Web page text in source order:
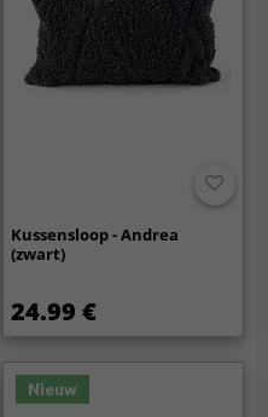
Kussensloop - Andrea
(zwart)
24.99 €
Nieuw